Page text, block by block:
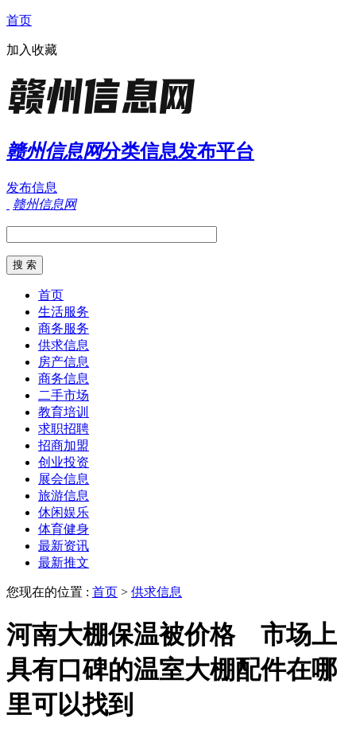
首页
加入收藏
赣州信息网分类信息发布平台
发布信息
赣州信息网
首页
生活服务
商务服务
供求信息
房产信息
商务信息
二手市场
教育培训
求职招聘
招商加盟
创业投资
展会信息
旅游信息
休闲娱乐
体育健身
最新资讯
最新推文
您现在的位置 : 首页 > 供求信息
河南大棚保温被价格 市场上
具有口碑的温室大棚配件在哪
里可以找到